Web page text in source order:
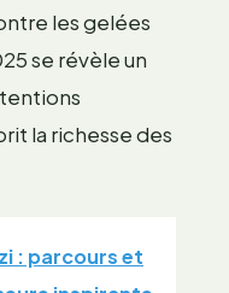
les gelées
se révèle un
la richesse des
: parcours et